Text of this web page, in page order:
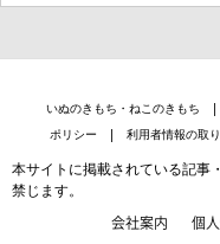
いぬのきもち・ねこのきもち
ポリシー
利用者情報の取
本サイトに掲載されている記事
禁じます。
会社案内 個